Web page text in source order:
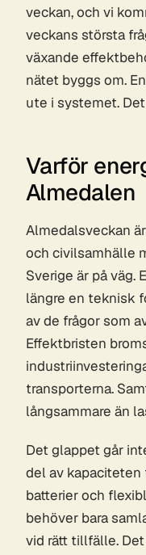
veckan, och vi
veckans största
växande
nätet byggs om.
ute i systemet.
Varför
Almedalen
Almedalsveckan
och civilsamhälle
Sverige är på väg.
längre en teknisk
av de frågor som
Effektbristen
transporterna.
långsammare än
Det glappet går
del av kapaciteten
batterier och
behöver bara
vid rätt tillfälle.